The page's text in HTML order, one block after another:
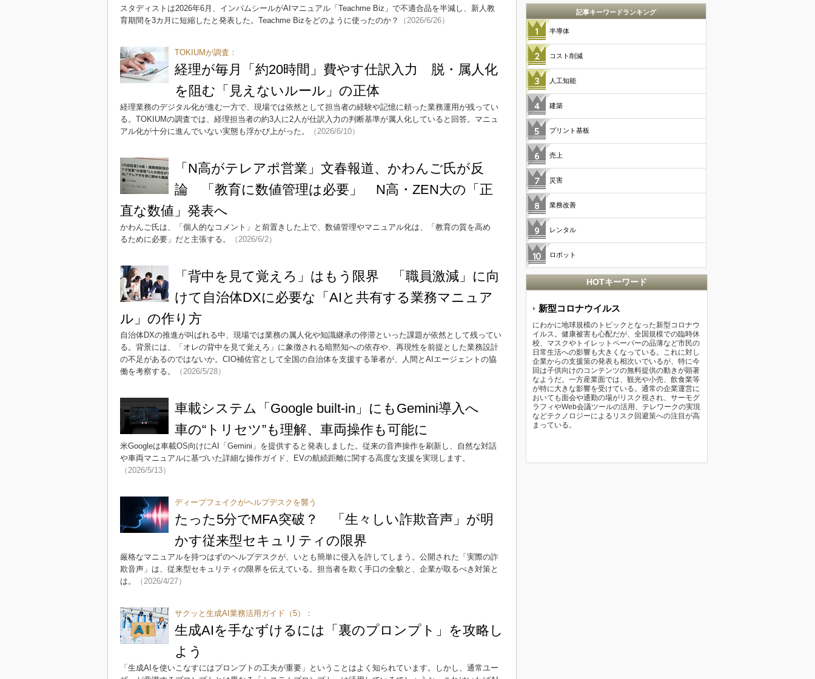
スタディストは2026年6月、インパムシールがAIマニュアル「Teachme Biz」で不適合品を半減し、新人教
育期間を3カ月に短縮したと発表した。Teachme Bizをどのように使ったのか？
（2026/6/26）
TOKIUMが調査：
経理が毎月「約20時間」費やす仕訳入力 脱・属人化
を阻む「見えないルール」の正体
経理業務のデジタル化が進む一方で、現場では依然として担当者の経験や記憶に頼った業務運用が残ってい
る。TOKIUMの調査では、経理担当者の約3人に2人が仕訳入力の判断基準が属人化していると回答。マニュ
アル化が十分に進んでいない実態も浮かび上がった。
（2026/6/10）
「N高がテレアポ営業」文春報道、かわんご氏が反
論 「教育に数値管理は必要」 N高・ZEN大の「正
直な数値」発表へ
かわんご氏は、「個人的なコメント」と前置きした上で、数値管理やマニュアル化は、「教育の質を高め
るために必要」だと主張する。
（2026/6/2）
「背中を見て覚えろ」はもう限界 「職員激減」に向
けて自治体DXに必要な「AIと共有する業務マニュア
ル」の作り方
自治体DXの推進が叫ばれる中、現場では業務の属人化や知識継承の停滞といった課題が依然として残ってい
る。背景には、「オレの背中を見て覚えろ」に象徴される暗黙知への依存や、再現性を前提とした業務設計
の不足があるのではないか。CIO補佐官として全国の自治体を支援する筆者が、人間とAIエージェントの協
働を考察する。
（2026/5/28）
車載システム「Google built-in」にもGemini導入へ
車の“トリセツ”も理解、車両操作も可能に
米Googleは車載OS向けにAI「Gemini」を提供すると発表しました。従来の音声操作を刷新し、自然な対話
や車両マニュアルに基づいた詳細な操作ガイド、EVの航続距離に関する高度な支援を実現します。
（2026/5/13）
ディープフェイクがヘルプデスクを襲う
たった5分でMFA突破？ 「生々しい詐欺音声」が明
かす従来型セキュリティの限界
厳格なマニュアルを持つはずのヘルプデスクが、いとも簡単に侵入を許してしまう。公開された「実際の詐
欺音声」は、従来型セキュリティの限界を伝えている。担当者を欺く手口の全貌と、企業が取るべき対策と
は。
（2026/4/27）
サクッと生成AI業務活用ガイド（5）：
生成AIを手なずけるには「裏のプロンプト」を攻略し
よう
「生成AIを使いこなすにはプロンプトの工夫が重要」ということはよく知られています。しかし、通常ユー
記事キーワードランキング
半導体
コスト削減
人工知能
建築
プリント基板
売上
災害
業務改善
レンタル
ロボット
HOTキーワード
新型コロナウイルス
にわかに地球規模のトピックとなった新型コロナウ
イルス。健康被害も心配だが、全国規模での臨時休
校、マスクやトイレットペーパーの品薄など市民の
日常生活への影響も大きくなっている。これに対し
企業からの支援策の発表も相次いでいるが、特に今
回は子供向けのコンテンツの無料提供の動きが顕著
なようだ。一方産業面では、観光や小売、飲食業等
が特に大きな影響を受けている。通常の企業運営に
おいても面会や通勤の場がリスク視され、サーモグ
ラフィやWeb会議ツールの活用、テレワークの実現
などテクノロジーによるリスク回避策への注目が高
まっている。